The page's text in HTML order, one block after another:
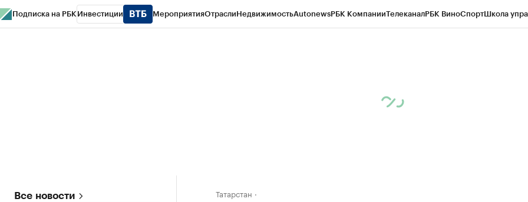
Подписка на РБК Инвестиции МероприятияОтраслиНедвижимостьAutonewsРБК КомпанииТелеканалРБК ВиноСпортШкола
Все новости Татарстан